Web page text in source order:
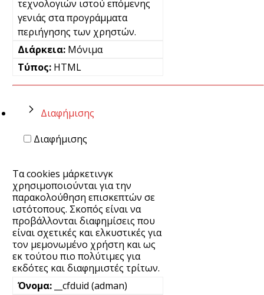
τεχνολογιών ιστού επόμενης
γενιάς στα προγράμματα
περιήγησης των χρηστών.
Μόνιμα
HTML
Διαφήμισης
Διαφήμισης
Τα cookies μάρκετινγκ
χρησιμοποιούνται για την
παρακολούθηση επισκεπτών σε
ιστότοπους. Σκοπός είναι να
προβάλλονται διαφημίσεις που
είναι σχετικές και ελκυστικές για
τον μεμονωμένο χρήστη και ως
εκ τούτου πιο πολύτιμες για
εκδότες και διαφημιστές τρίτων.
__cfduid (adman)